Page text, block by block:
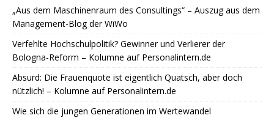
„Aus dem Maschinenraum des Consultings“ – Auszug aus dem
Management-Blog der WiWo
Verfehlte Hochschulpolitik? Gewinner und Verlierer der
Bologna-Reform – Kolumne auf Personalintern.de
Absurd: Die Frauenquote ist eigentlich Quatsch, aber doch
nützlich! – Kolumne auf Personalintern.de
Wie sich die jungen Generationen im Wertewandel